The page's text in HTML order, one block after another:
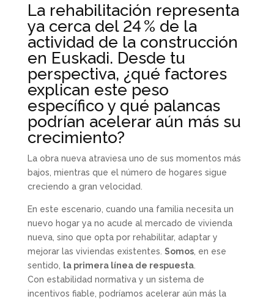
La rehabilitación representa
ya cerca del 24 % de la
actividad de la construcción
en Euskadi. Desde tu
perspectiva, ¿qué factores
explican este peso
específico y qué palancas
podrían acelerar aún más su
crecimiento?
La obra nueva atraviesa uno de sus momentos más
bajos, mientras que el número de hogares sigue
creciendo a gran velocidad.
En este escenario, cuando una familia necesita un
nuevo hogar ya no acude al mercado de vivienda
nueva, sino que opta por rehabilitar, adaptar y
mejorar las viviendas existentes. Somos, en ese
sentido, la primera línea de respuesta.
Con estabilidad normativa y un sistema de
incentivos fiable, podríamos acelerar aún más la